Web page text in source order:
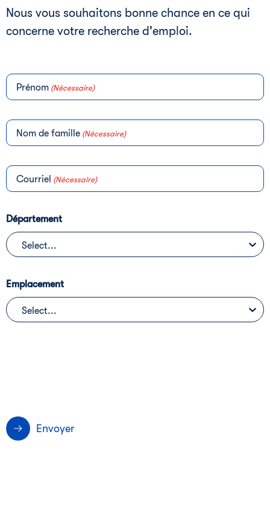
Nous vous souhaitons bonne chance en ce qui
concerne votre recherche d'emploi.
Prénom (Nécessaire)
Nom de famille (Nécessaire)
Courriel (Nécessaire)
Département
Select...
Emplacement
Select...